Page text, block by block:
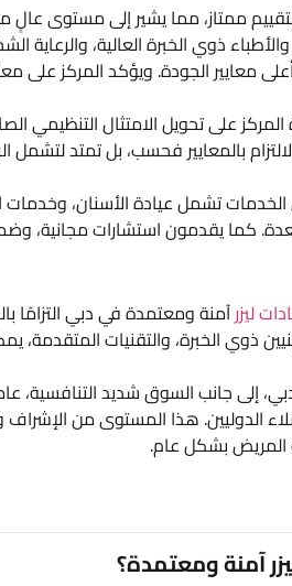
ممتاز، مما يشير إلى مستوى عالٍ
ذوي الخبرة العالية، والرعاية
معايير الجودة. ويؤكد المركز على
على تحويل الامتثال التنظيمي
بالمعايير فحسب، بل تمتد
تشمل عيادة الأسنان، وخدمات
كما يقدمون استشارات مجانية،
ليزرآمنة ومعتمدة في دبي التزامًا
ذوي الخبرة، والتقنيات المتقدمة،
إلى جانب السوق شديد التنافسية،
الدوليين. هذا المستوى من
المريض بشكل عام.
آمنة ومعتمدة؟